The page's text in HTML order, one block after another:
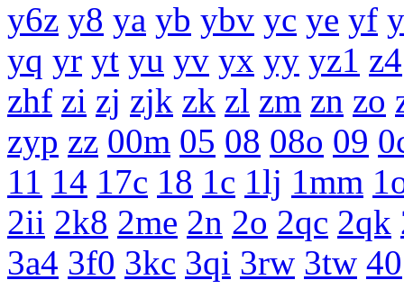
y6z y8 ya yb ybv yc ye yf
yq yr yt yu yv yx yy yz1 z4
zhf zi zj zjk zk zl zm zn zo
zyp zz 00m 05 08 08o 09
11 14 17c 18 1c 1lj 1mm
2ii 2k8 2me 2n 2o 2qc 2qk
3a4 3f0 3kc 3qi 3rw 3tw 40